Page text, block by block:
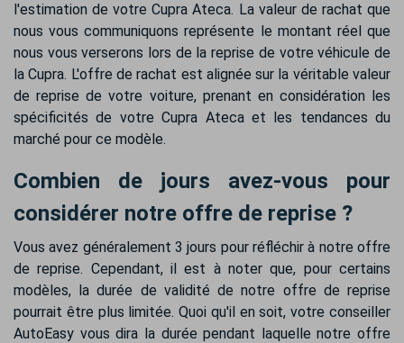
l'estimation de votre Cupra Ateca. La valeur de rachat que
nous vous communiquons représente le montant réel que
nous vous verserons lors de la reprise de votre véhicule de
la Cupra. L'offre de rachat est alignée sur la véritable valeur
de reprise de votre voiture, prenant en considération les
spécificités de votre Cupra Ateca et les tendances du
marché pour ce modèle.
Combien de jours avez-vous pour
considérer notre offre de reprise ?
Vous avez généralement 3 jours pour réfléchir à notre offre
de reprise. Cependant, il est à noter que, pour certains
modèles, la durée de validité de notre offre de reprise
pourrait être plus limitée. Quoi qu'il en soit, votre conseiller
AutoEasy vous dira la durée pendant laquelle notre offre